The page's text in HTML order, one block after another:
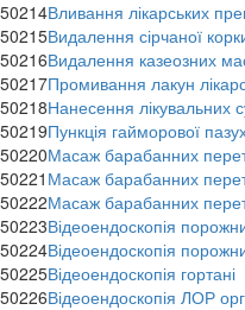
50214Вливання лікарських
50215Видалення сірчаної
50216Видалення казеозних
50217Промивання лакун
50218Нанесення лікувальних
50219Пункція гайморової
50220Масаж барабанних
50221 Масаж барабанних
50222Масаж барабанних
50223Відеоендоскопія
50224Відеоендоскопія
50225Відеоендоскопія гортані
50226Відеоендоскопія ЛОР